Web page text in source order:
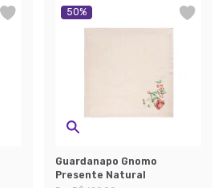
50%
Guardanapo Gnomo
Presente Natural